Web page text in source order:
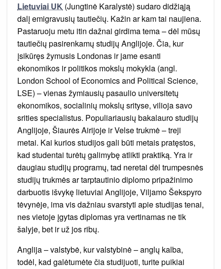
Lietuviai UK (Jungtinė Karalystė) sudaro didžiąją
dalį emigravusių tautiečių. Kažin ar kam tai naujiena.
Pastaruoju metu itin dažnai girdima tema – dėl mūsų
tautiečių pasirenkamų studijų Anglijoje. Čia, kur
įsikūręs žymusis Londonas ir jame esanti
ekonomikos ir politikos mokslų mokykla (angl.
London School of Economics and Political Science,
LSE) – vienas žymiausių pasaulio universitetų
ekonomikos, socialinių mokslų srityse, vilioja savo
srities specialistus. Populiariausių bakalauro studijų
Anglijoje, Šiaurės Airijoje ir Velse trukmė – treji
metai. Kai kurios studijos gali būti metais pratęstos,
kad studentai turėtų galimybę atlikti praktiką. Yra ir
daugiau studijų programų, tad neretai dėl trumpesnės
studijų trukmės ar tarptautinio diplomo pripažinimo
darbuotis išvykę lietuviai Anglijoje, Viljamo Šekspyro
tėvynėje, ima vis dažniau svarstyti apie studijas tenai,
nes vietoje įgytas diplomas yra vertinamas ne tik
šalyje, bet ir už jos ribų.
Anglija – valstybė, kur valstybinė – anglų kalba,
todėl, kad galėtumėte čia studijuoti, turite puikiai